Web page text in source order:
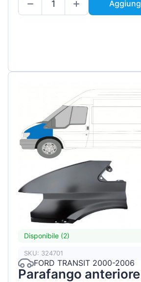
Disponibile (2)
SKU: 324701
FORD TRANSIT 2000-2006
Parafango